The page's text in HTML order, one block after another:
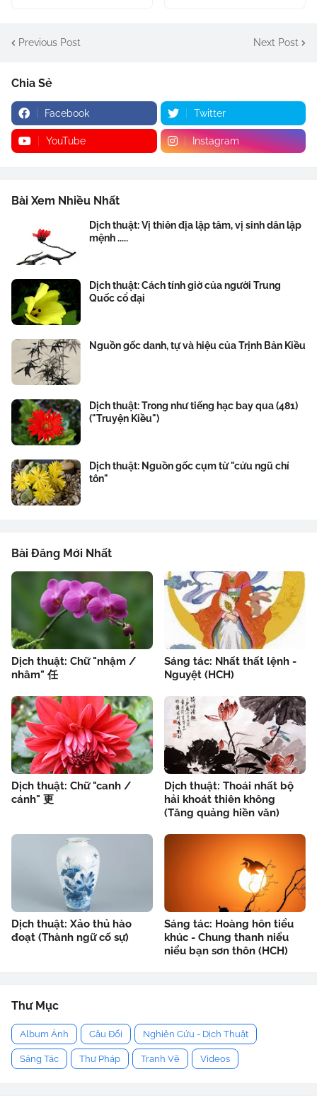
Previous Post Next Post
Chia Sẻ
Facebook Twitter
YouTube Instagram
Bài Xem Nhiều Nhất
Dịch thuật: Vị thiên địa lập tâm, vị sinh dân lập
mệnh .....
Dịch thuật: Cách tính giờ của người Trung
Quốc cổ đại
Nguồn gốc danh, tự và hiệu của Trịnh Bản Kiều
Dịch thuật: Trong như tiếng hạc bay qua (481)
("Truyện Kiều")
Dịch thuật: Nguồn gốc cụm từ "cửu ngũ chí
tôn"
Bài Đăng Mới Nhất
Dịch thuật: Chữ "nhậm /
nhâm" 任
Sáng tác: Nhất thất lệnh -
Nguyệt (HCH)
Dịch thuật: Chữ "canh /
cánh" 更
Dịch thuật: Thoái nhất bộ
hải khoát thiên không
(Tăng quảng hiền văn)
Dịch thuật: Xảo thủ hào
đoạt (Thành ngữ cố sự)
Sáng tác: Hoàng hôn tiểu
khúc - Chung thanh niểu
niểu bạn sơn thôn (HCH)
Thư Mục
Album Ảnh Câu Đối Nghiên Cứu - Dịch Thuật
Sáng Tác Thư Pháp Tranh Vẽ Videos